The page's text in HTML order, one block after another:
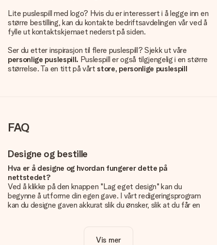
Lite puslespill med logo? Hvis du er interessert i å legge inn en
større bestilling, kan du kontakte bedriftsavdelingen vår ved å
fylle ut kontaktskjemaet nederst på siden.
Ser du etter inspirasjon til flere puslespill? Sjekk ut våre
personlige puslespill. Puslespill er også tilgjengelig i en større
størrelse. Ta en titt på vårt store, personlige puslespill
FAQ
Designe og bestille
Hva er å designe og hvordan fungerer dette på
nettstedet?
Ved å klikke på den knappen "Lag eget design" kan du
begynne å utforme din egen gave. I vårt redigeringsprogram
kan du designe gaven akkurat slik du ønsker, slik at du får en
å gjøre gaven din helt unik.
Vis mer